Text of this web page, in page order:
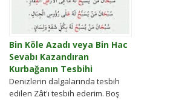
Bin Köle Azadı veya Bin Hac
Sevabı Kazandıran
Kurbağanın Tesbihi
Denizlerin dalgalarında tesbih
edilen Zât'ı tesbih ederim. Boş